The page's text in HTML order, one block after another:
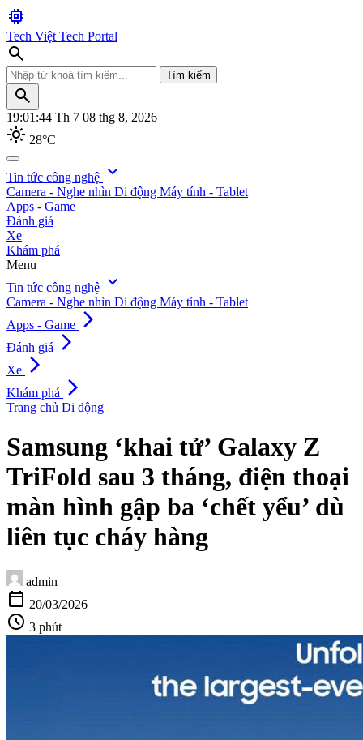
memory
Tech Việt Tech Portal
search
Tìm kiếm
search
19:01:45 Th 7 08 thg 8, 2026
light_mode 28°C
search
Tìm kiếm
Tin tức công nghệ expand_more
Camera - Nghe nhìn Di động Máy tính - Tablet
Apps - Game
Đánh giá
Xe
Khám phá
Menu
Tin tức công nghệ expand_more
Camera - Nghe nhìn Di động Máy tính - Tablet
Apps - Game arrow_forward_ios
Đánh giá arrow_forward_ios
Xe arrow_forward_ios
Khám phá arrow_forward_ios
Trang chủ Di động
Samsung ‘khai tử’ Galaxy Z
TriFold sau 3 tháng, điện thoại
màn hình gập ba ‘chết yểu’ dù
liên tục cháy hàng
admin
calendar_today 20/03/2026
schedule 3 phút